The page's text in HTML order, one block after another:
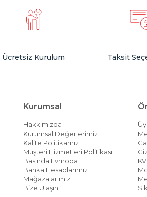
Ücretsiz Kurulum Taksit
Kurumsal
Hakkımızda
Kurumsal Değerlerimiz
Kalite Politikamız
Müşteri Hizmetleri Politikası
Basında Evmoda
Banka Hesaplarımız
Mağazalarımız
Bize Ulaşın